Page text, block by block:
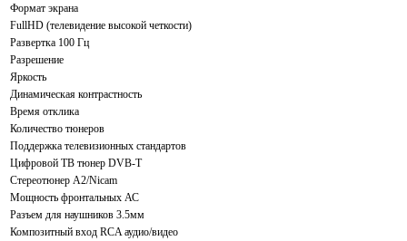
Формат экрана
FullHD (телевидение высокой четкости)
Развертка 100 Гц
Разрешение
Яркость
Динамическая контрастность
Время отклика
Количество тюнеров
Поддержка телевизионных стандартов
Цифровой ТВ тюнер DVB-T
Стереотюнер A2/Nicam
Мощность фронтальных АС
Разъем для наушников 3.5мм
Композитный вход RCA аудио/видео